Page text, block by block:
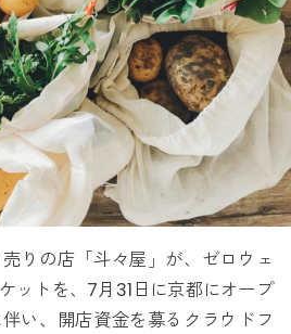
りの店「斗々屋」が、ゼロウェ
ットを、7月31日に京都にオープ
い、開店資金を募るクラウドフ